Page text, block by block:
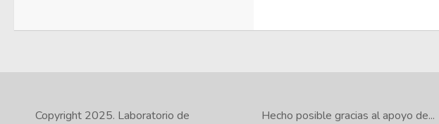
Copyright 2025. Laboratorio de
Hecho posible gracias al apoyo de...